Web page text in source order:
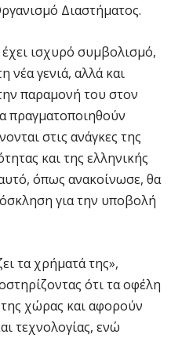
Διαστήματος.
ισχυρό συμβολισμό,
νέα γενιά, αλλά και
παραμονή του στον
πραγματοποιηθούν
στις ανάγκες της
και της ελληνικής
όπως ανακοίνωσε, θα
για την υποβολή
τα χρήματά της»,
ότι τα οφέλη
χώρας και αφορούν
τεχνολογίας, ενώ